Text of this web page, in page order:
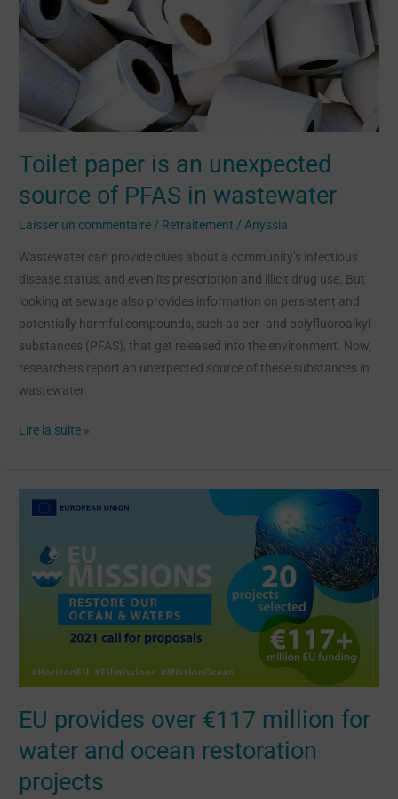
Toilet paper is an unexpected
source of PFAS in wastewater
Laisser un commentaire / Retraitement / Anyssia
Wastewater can provide clues about a community’s infectious
disease status, and even its prescription and illicit drug use. But
looking at sewage also provides information on persistent and
potentially harmful compounds, such as per- and polyfluoroalkyl
substances (PFAS), that get released into the environment. Now,
researchers report an unexpected source of these substances in
wastewater
PFAS
in
wastewater
Lire la suite »
EU provides over €117 million for
water and ocean restoration
projects
EU
provides
€117
million
ocean
projects